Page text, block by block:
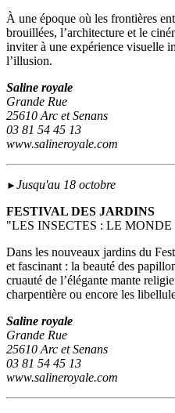
À une époque où les frontières
brouillées, l’architecture et le
inviter à une expérience visuelle
l’illusion.
Saline royale
Grande Rue
25610 Arc et Senans
03 81 54 45 13
www.salineroyale.com
► Jusqu'au 18 octobre
FESTIVAL DES JARDINS
"LES INSECTES : LE
Dans les nouveaux jardins du
et fascinant : la beauté des
cruauté de l’élégante mante
charpentière ou encore les
Saline royale
Grande Rue
25610 Arc et Senans
03 81 54 45 13
www.salineroyale.com